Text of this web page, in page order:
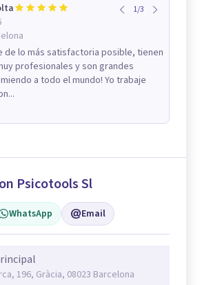
1/3
de lo más satisfactoria posible, tienen
profesionales y son grandes
a todo el mundo! Yo trabaje
Psicotools Sl
WhatsApp Email
196, Gràcia, 08023 Barcelona